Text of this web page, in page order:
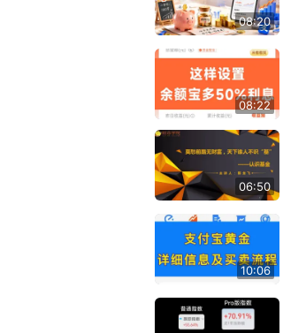
08:20
08:22
06:50
10:06